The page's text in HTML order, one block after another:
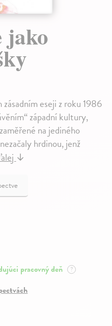
jako
eseji z roku 1986
západní kultury,
na jediného
hrdinou, jenž
↓
pracovný deň ?